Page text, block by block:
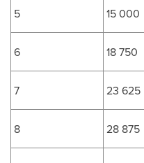
5 15 000
6 18 750
7 23 625
8 28 875